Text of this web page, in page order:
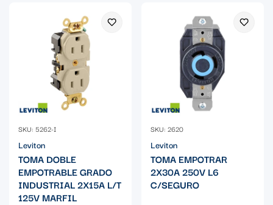
SKU: 5262-I
Leviton
TOMA DOBLE
EMPOTRABLE GRADO
INDUSTRIAL 2X15A L/T
125V MARFIL
SKU: 2620
Leviton
TOMA EMPOTRAR
2X30A 250V L6
C/SEGURO